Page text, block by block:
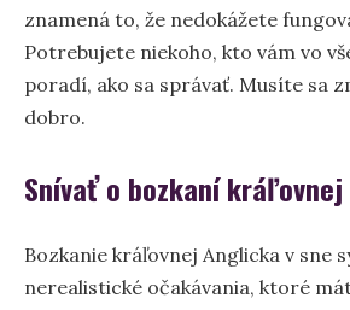
znamená to, že nedokážete
Potrebujete niekoho, kto vám vo
poradí, ako sa správať. Musíte sa
dobro.
Snívať o bozkaní
Bozkanie kráľovnej Anglicka v sne
nerealistické očakávania, ktoré